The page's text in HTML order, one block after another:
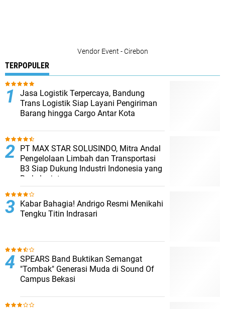
Vendor Event - Cirebon
TERPOPULER
Jasa Logistik Terpercaya, Bandung
Trans Logistik Siap Layani Pengiriman
Barang hingga Cargo Antar Kota
PT MAX STAR SOLUSINDO, Mitra Andal
Pengelolaan Limbah dan Transportasi
B3 Siap Dukung Industri Indonesia yang
Berkelanjutan
Kabar Bahagia! Andrigo Resmi Menikahi
Tengku Titin Indrasari
SPEARS Band Buktikan Semangat
"Tombak" Generasi Muda di Sound Of
Campus Bekasi